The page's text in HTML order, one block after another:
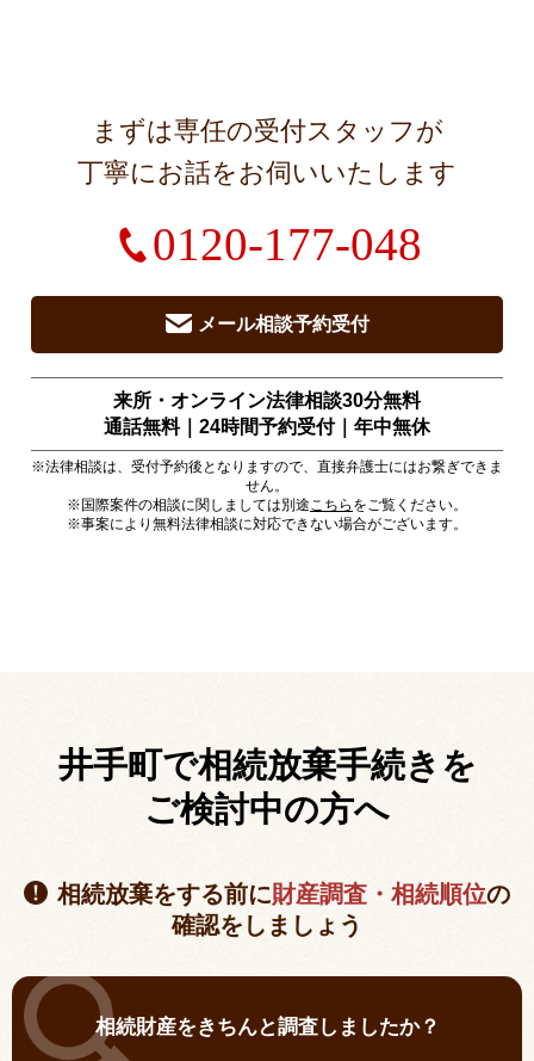
まずは専任の受付スタッフが
丁寧にお話をお伺いいたします
0120-177-048
メール相談予約受付
来所・オンライン法律相談30分無料
通話無料｜24時間予約受付｜ 年中無休
※法律相談は、受付予約後となりますので、直接弁護士にはお繋ぎできま
せん。
※国際案件の相談に関しましては別途こちら をご覧ください。
※事案により無料法律相談に対応できない場合がございます。
井手町で相続放棄手続きを
ご検討中の方へ
相続放棄をする前に財産調査・相続順位の
確認をしましょう
相続財産をきちんと調査しましたか？